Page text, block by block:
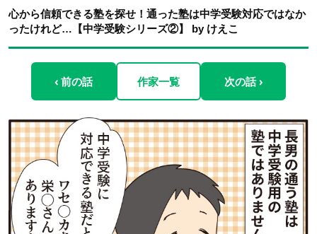
心から信頼できる塾を探せ！通った塾は中学受験対応ではなか
ったけれど…【中学受験シリーズ②】 by けえこ
‹ 前の話 作家一覧 次の話 ›